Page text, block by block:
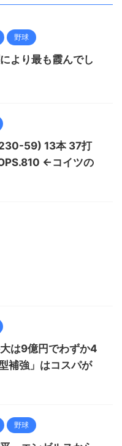
野球
より最も霞んでし
59) 13本 37打
←コイツの
大は9億円でわずか4
補強」はコスパが
野球